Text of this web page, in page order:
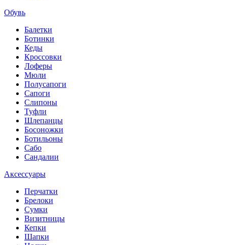
Обувь
Балетки
Ботинки
Кеды
Кроссовки
Лоферы
Мюли
Полусапоги
Сапоги
Слипоны
Туфли
Шлепанцы
Босоножки
Ботильоны
Сабо
Сандалии
Аксессуары
Перчатки
Брелоки
Сумки
Визитницы
Кепки
Шапки